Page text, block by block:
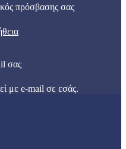
πρόσβασης σας
σας
με e-mail σε εσάς.